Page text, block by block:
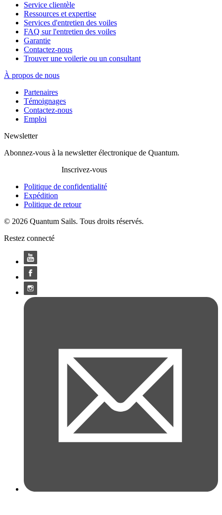
Service clientèle
Ressources et expertise
Services d'entretien des voiles
FAQ sur l'entretien des voiles
Garantie
Contactez-nous
Trouver une voilerie ou un consultant
À propos de nous
Partenaires
Témoignages
Contactez-nous
Emploi
Newsletter
Abonnez-vous à la newsletter électronique de Quantum.
Inscrivez-vous
Politique de confidentialité
Expédition
Politique de retour
© 2026 Quantum Sails. Tous droits réservés.
Restez connecté